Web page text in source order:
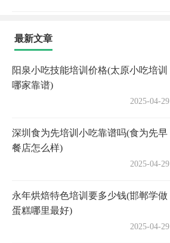
最新文章
阳泉小吃技能培训价格(太原小吃培训
哪家靠谱)
2025-04-29
深圳食为先培训小吃靠谱吗(食为先早
餐店怎么样)
2025-04-29
永年烘焙特色培训要多少钱(邯郸学做
蛋糕哪里最好)
2025-04-29